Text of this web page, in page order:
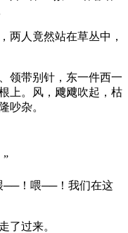
两人竟然站在草丛中，
领带别针，东一件西一
上。风，飕飕吹起，枯
吵杂。
”
──！喂──！我们在这
了过来。